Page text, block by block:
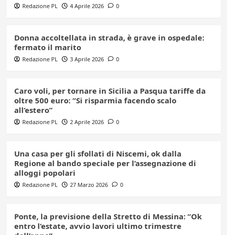
Redazione PL 4 Aprile 2026 0
Donna accoltellata in strada, è grave in ospedale:
fermato il marito
Redazione PL 3 Aprile 2026 0
Caro voli, per tornare in Sicilia a Pasqua tariffe da
oltre 500 euro: “Si risparmia facendo scalo
all’estero”
Redazione PL 2 Aprile 2026 0
Una casa per gli sfollati di Niscemi, ok dalla
Regione al bando speciale per l’assegnazione di
alloggi popolari
Redazione PL 27 Marzo 2026 0
Ponte, la previsione della Stretto di Messina: “Ok
entro l’estate, avvio lavori ultimo trimestre